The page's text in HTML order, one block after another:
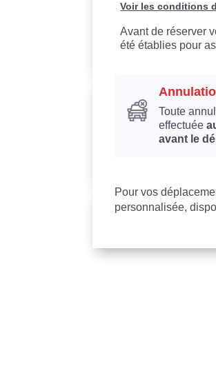
Voir les conditions
Avant de réserver
été établies pour
Toute
effectuée
avant le
Pour vos
personnalisée,